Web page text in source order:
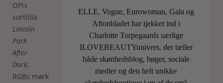
OPIs
sortlilla
Lincoln
Park
After
Dark,
RGBs mørkegrønne
ELLE, Vogue, Eurowoman, Gala og
Aftonbladet har tjekket ind i
Charlotte Torpegaards særlige
ILOVEBEAUTYunivers, der tæller
både skønhedsblog, bøger, sociale
medier og den helt unikke